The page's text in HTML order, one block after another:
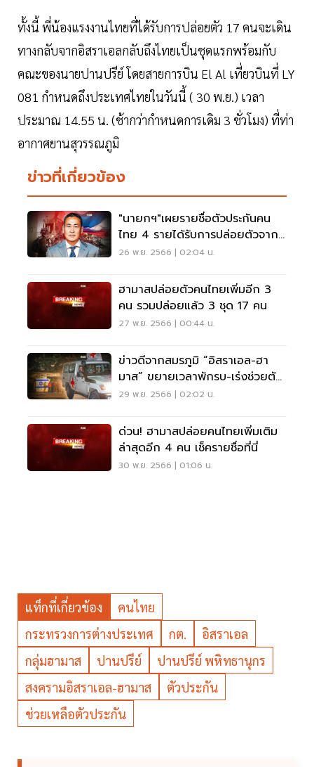
ทั้งนี้ พี่น้องแรงงานไทยที่ได้รับการปล่อยตัว 17 คนจะเดิน
ทางกลับจากอิสราเอลกลับถึงไทยเป็นชุดแรกพร้อมกับ
คณะของนายปานปรีย์ โดยสายการบิน El Al เที่ยวบินที่ LY
081 กำหนดถึงประเทศไทยในวันนี้ ( 30 พ.ย.) เวลา
ประมาณ 14.55 น. (ช้ากว่ากำหนดการเดิม 3 ชั่วโมง) ที่ท่า
อากาศยานสุวรรณภูมิ
ข่าวที่เกี่ยวข้อง
"นายกฯ"เผยรายชื่อตัวประกันคน
ไทย 4 รายได้รับการปล่อยตัวจาก
ฮามาสล่าสุด
26 พ.ย. 2566 | 02:04 น.
ฮามาสปล่อยตัวคนไทยเพิ่มอีก 3
คน รวมปล่อยแล้ว 3 ชุด 17 คน
27 พ.ย. 2566 | 00:44 น.
ข่าวดีจากสมรภูมิ “อิสราเอล-ฮา
มาส” ขยายเวลาพักรบ-เร่งช่วยตัว
ประกันเพิ่ม
29 พ.ย. 2566 | 02:02 น.
ด่วน! ฮามาสปล่อยคนไทยเพิ่มเติม
ล่าสุดอีก 4 คน เช็ครายชื่อที่นี่
30 พ.ย. 2566 | 01:06 น.
แท็กที่เกี่ยวข้อง
คนไทย
กระทรวงการต่างประเทศ
กต.
อิสราเอล
กลุ่มฮามาส
ปานปรีย์
ปานปรีย์ พหิทธานุกร
สงครามอิสราเอล-ฮามาส
ตัวประกัน
ช่วยเหลือตัวประกัน